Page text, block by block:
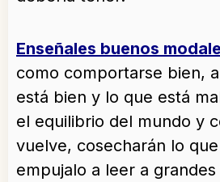
Enseñales buenos
como comportarse bien,
está bien y lo que está
el equilibrio del mundo y
vuelve, cosecharán lo
empujalo a leer a